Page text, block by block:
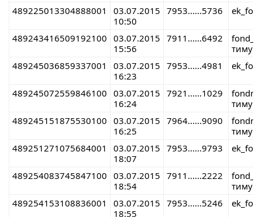
489225013304888001
03.07.2015
10:50
7953......5736
489243416509192100 03.07.2015
15:56
7911......6492
тимур
489245036859337001
03.07.2015
16:23
7953......4981
489245072559846100 03.07.2015
16:24
7921......1029
тимур
489245151875530100 03.07.2015
16:25
7964......9090
тимур
489251271075684001
03.07.2015
18:07
7953......9793
489254083745847100 03.07.2015
18:54
7911......2222
тимур
489254153108836001
03.07.2015
18:55
7953......5246